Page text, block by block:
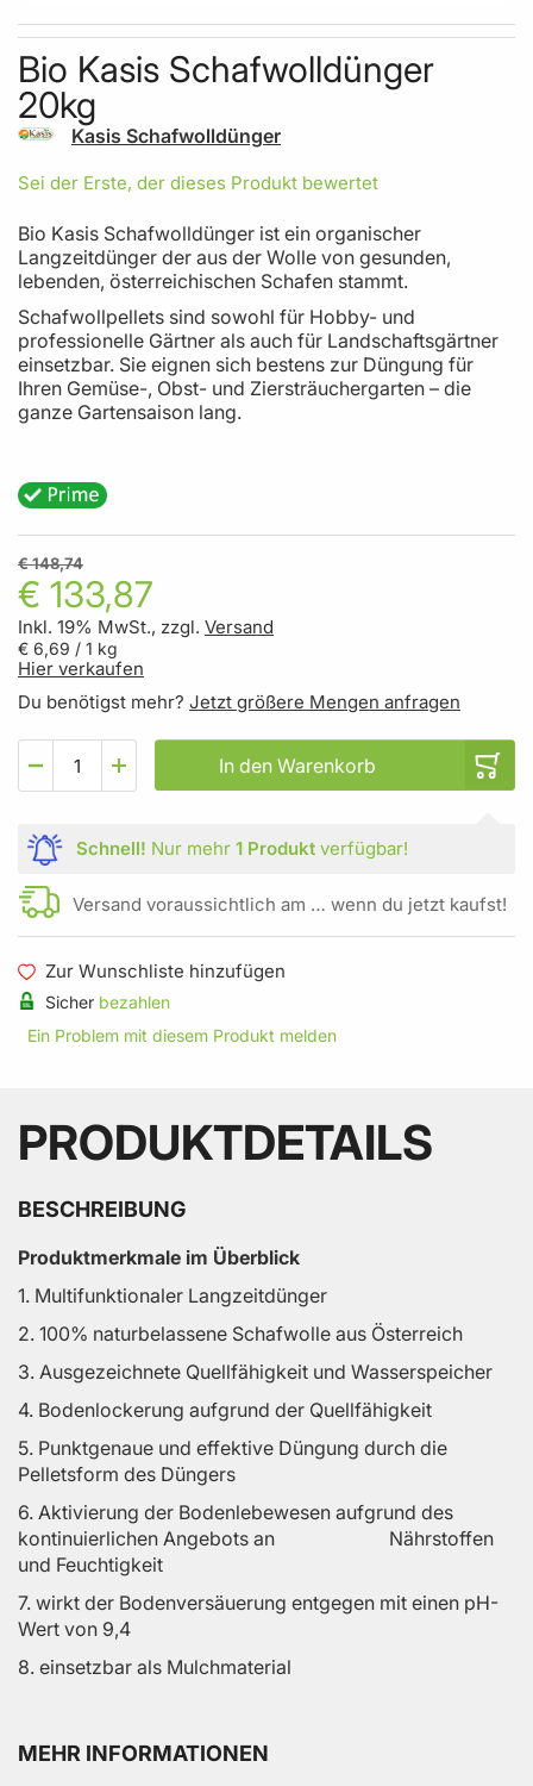
Skip to the beginning of the images gallery
Bio Kasis Schafwolldünger
20kg
Kasis Schafwolldünger
Sei der Erste, der dieses Produkt bewertet
Bio Kasis Schafwolldünger ist ein organischer
Langzeitdünger der aus der Wolle von gesunden,
lebenden, österreichischen Schafen stammt.
Schafwollpellets sind sowohl für Hobby- und
professionelle Gärtner als auch für Landschaftsgärtner
einsetzbar. Sie eignen sich bestens zur Düngung für
Ihren Gemüse-, Obst- und Ziersträuchergarten – die
ganze Gartensaison lang.
€ 133,87
€ 148,74
Inkl. 19% MwSt., zzgl. Versand
€ 6,69 / 1 kg
Hier verkaufen
Du benötigst mehr? Jetzt größere Mengen anfragen
In den Warenkorb
Schnell! Nur mehr 1 Produktverfügbar!
Versand voraussichtlich am … wenn du jetzt kaufst!
Zur Wunschliste hinzufügen
Sicher bezahlen
Ein Problem mit diesem Produkt melden
PRODUKTDETAILS
BESCHREIBUNG
‌Produktmerkmale im Überblick
1. Multifunktionaler Langzeitdünger
2. 100% naturbelassene Schafwolle aus Österreich
3. Ausgezeichnete Quellfähigkeit und Wasserspeicher
4. Bodenlockerung aufgrund der Quellfähigkeit
5. Punktgenaue und effektive Düngung durch die
Pelletsform des Düngers
6. Aktivierung der Bodenlebewesen aufgrund des
kontinuierlichen Angebots an Nährstoffen
und Feuchtigkeit
7. wirkt der Bodenversäuerung entgegen mit einen pH-
Wert von 9,4
8. einsetzbar als Mulchmaterial
MEHR INFORMATIONEN